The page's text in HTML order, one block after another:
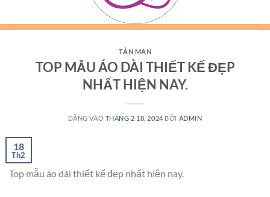
TẢN MẠN
TOP MẪU ÁO DÀI THIẾT KẾ ĐẸP
NHẤT HIỆN NAY.
ĐĂNG VÀO THÁNG 2 18, 2024 BỞI ADMIN
18
Th2
Top mẫu áo dài thiết kế đẹp nhất hiện nay.